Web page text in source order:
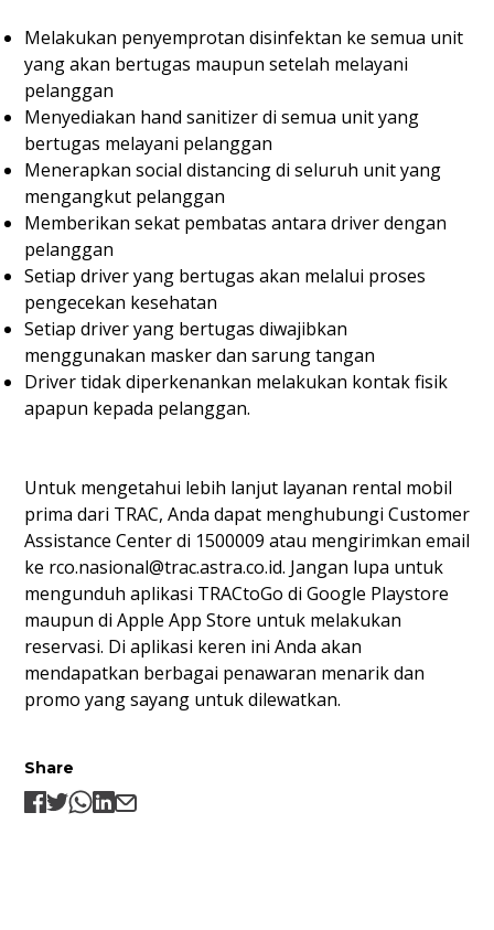
Melakukan penyemprotan disinfektan ke semua unit
yang akan bertugas maupun setelah melayani
pelanggan
Menyediakan hand sanitizer di semua unit yang
bertugas melayani pelanggan
Menerapkan social distancing di seluruh unit yang
mengangkut pelanggan
Memberikan sekat pembatas antara driver dengan
pelanggan
Setiap driver yang bertugas akan melalui proses
pengecekan kesehatan
Setiap driver yang bertugas diwajibkan
menggunakan masker dan sarung tangan
Driver tidak diperkenankan melakukan kontak fisik
apapun kepada pelanggan.
Untuk mengetahui lebih lanjut layanan rental mobil
prima dari TRAC, Anda dapat menghubungi Customer
Assistance Center di 1500009 atau mengirimkan email
ke rco.nasional@trac.astra.co.id. Jangan lupa untuk
mengunduh aplikasi TRACtoGo di Google Playstore
maupun di Apple App Store untuk melakukan
reservasi. Di aplikasi keren ini Anda akan
mendapatkan berbagai penawaran menarik dan
promo yang sayang untuk dilewatkan.
Share